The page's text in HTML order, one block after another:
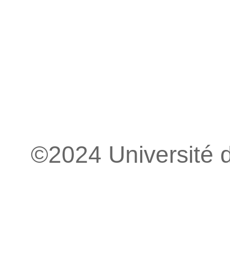
©2024 Université